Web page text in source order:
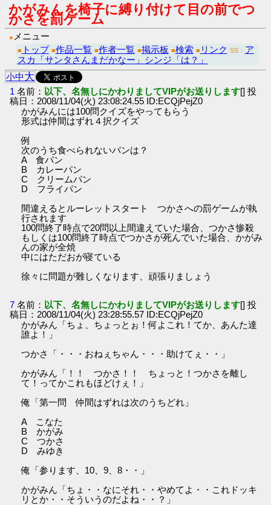
かがみんを椅子に縛り付けて目の前でつ
かさを罰ゲーム
● メニュー
■ トップ ■作品一覧 ■作者一覧 ■掲示板 ■検索 ■ リンク SS： ア
スカ「サンタさんまだかなー」シンジ「は？」
小中大
1 名前： 以下、名無しにかわりましてVIPがお送りします[] 投
稿日：2008/11/04(火) 23:08:24.55 ID:ECQjPejZ0
かがみんには100問クイズをやってもらう
形式は仲間はずれ４択クイズ
例
次のうち食べられないパンは？
A 食パン
B カレーパン
C クリームパン
D フライパン
間違えるとルーレットスタート つかさへの罰ゲームが執
行されます
100問終了時点で20問以上間違えていた場合、つかさ惨殺
もしくは100問終了時点でつかさが死んでいた場合、かがみ
んの家が全焼
中にはただおが寝ている
徐々に問題が難しくなります、頑張りましょう
7 名前： 以下、名無しにかわりましてVIPがお送りします[] 投
稿日：2008/11/04(火) 23:28:55.57 ID:ECQjPejZ0
かがみん「ちょ、ちょっとぉ！何よこれ！てか、あんた達
誰よ！」
つかさ「・・・おねぇちゃん・・・助けてぇ・・」
かがみん「！！ つかさ！！ ちょっと！つかさを離し
て！ってかこれもほどけぇ！」
俺「第一問 仲間はずれは次のうちどれ」
A こなた
B かがみ
C つかさ
D みゆき
俺「参ります、10、9、8・・」
かがみん「ちょ・・なにそれ・・やめてよ・・これドッキ
リとか・・そういうのだよね・・？」